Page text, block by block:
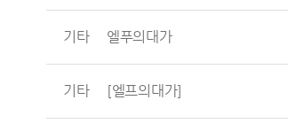
기타 엘푸의대가
기타 [엘프의대가]